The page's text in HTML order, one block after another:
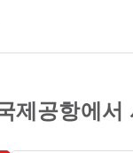
제공항에